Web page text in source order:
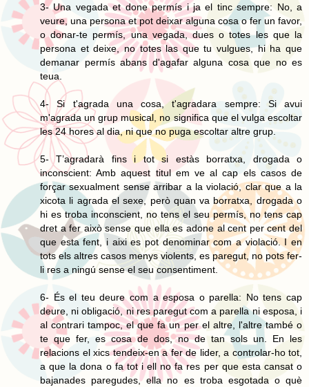
3- Una vegada et done permís i ja el tinc sempre: No, a
veure, una persona et pot deixar alguna cosa o fer un favor,
o donar-te permís, una vegada, dues o totes les que la
persona et deixe, no totes las que tu vulgues, hi ha que
demanar permís abans d'agafar alguna cosa que no es
teua.
4- Si t'agrada una cosa, t'agradara sempre: Si avui
m'agrada un grup musical, no significa que el vulga escoltar
les 24 hores al dia, ni que no puga escoltar altre grup.
5- T’agradarà fins i tot si estàs borratxa, drogada o
inconscient: Amb aquest titul em ve al cap els casos de
forçar sexualment sense arribar a la violació, clar que a la
xicota li agrada el sexe, però quan va borratxa, drogada o
hi es troba inconscient, no tens el seu permís, no tens cap
dret a fer això sense que ella es adone al cent per cent del
que esta fent, i aixi es pot denominar com a violació. I en
tots els altres casos menys violents, es paregut, no pots fer-
li res a ningú sense el seu consentiment.
6- És el teu deure com a esposa o parella: No tens cap
deure, ni obligació, ni res paregut com a parella ni esposa, i
al contrari tampoc, el que fa un per el altre, l'altre també o
te que fer, es cosa de dos, no de tan sols un. En les
relacions el xics tendeix-en a fer de lider, a controlar-ho tot,
a que la dona o fa tot i ell no fa res per que esta cansat o
bajanades paregudes, ella no es troba esgotada o què